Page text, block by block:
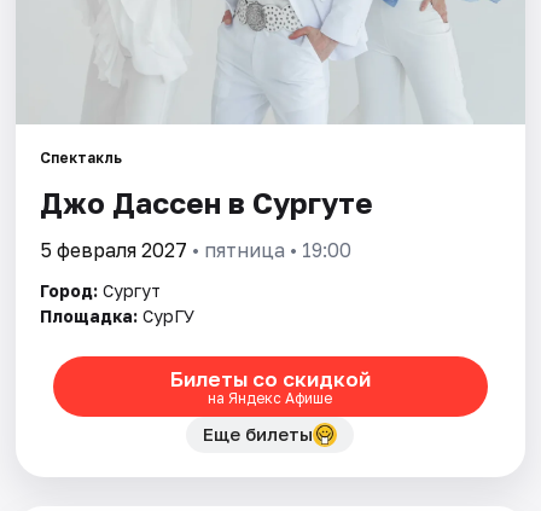
Спектакль
Джо Дассен в Сургуте
5 февраля 2027 • пятница • 19:00
Город: Сургут
Площадка: СурГУ
Билеты со скидкой
на Яндекс Афише
Еще билеты